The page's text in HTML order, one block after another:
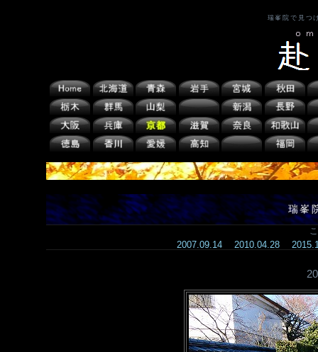
瑞峯院で見つ
瑞峯
2007.09.14 2010.04.28